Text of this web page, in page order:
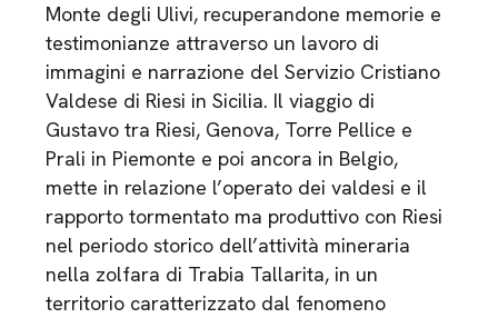
Monte degli Ulivi, recuperandone memorie e
testimonianze attraverso un lavoro di
immagini e narrazione del Servizio Cristiano
Valdese di Riesi in Sicilia. Il viaggio di
Gustavo tra Riesi, Genova, Torre Pellice e
Prali in Piemonte e poi ancora in Belgio,
mette in relazione l’operato dei valdesi e il
rapporto tormentato ma produttivo con Riesi
nel periodo storico dell’attività mineraria
nella zolfara di Trabia Tallarita, in un
territorio caratterizzato dal fenomeno